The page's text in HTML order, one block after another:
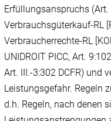
Erfüllungsanspruchs (Art.
Verbrauchsgüterkauf-RL
Verbraucherrechte-RL
UNIDROIT PICC, Art.
Art. III.-3:302 DCFR) und
Leistungsgefahr. Regeln
d.h. Regeln, nach denen